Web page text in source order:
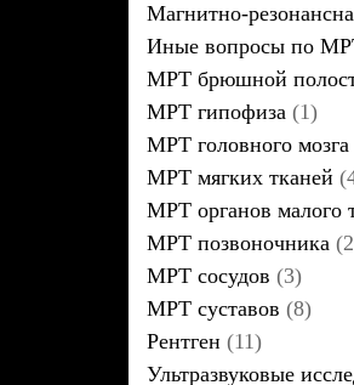
Магнитно-
Иные вопросы по
МРТ брюшной
МРТ гипофиза (1)
МРТ головного мозга
МРТ мягких тканей
МРТ органов малого
МРТ позвоночника
МРТ сосудов (3)
МРТ суставов (8)
Рентген (11)
Ультразвуковые